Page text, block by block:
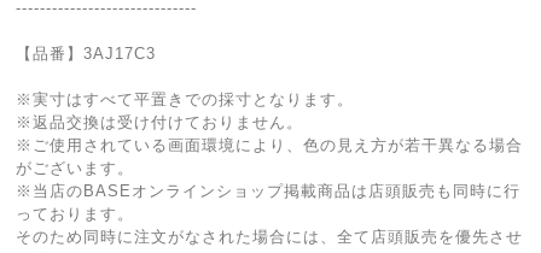
------------------------------
【品番】3AJ17C3
※実寸はすべて平置きでの採寸となります。
※返品交換は受け付けておりません。
※ご使用されている画面環境により、色の見え方が若干異なる場合
がございます。
※当店のBASEオンラインショップ掲載商品は店頭販売も同時に行
っております。
そのため同時に注文がなされた場合には、全て店頭販売を優先させ